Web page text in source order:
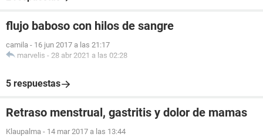
flujo baboso con hilos de sangre
camila - 16 jun 2017 a las 21:17
marvelis - 28 abr 2021 a las 02:28
5 respuestas
Retraso menstrual, gastritis y dolor de mamas
Klaupalma - 14 mar 2017 a las 13:44